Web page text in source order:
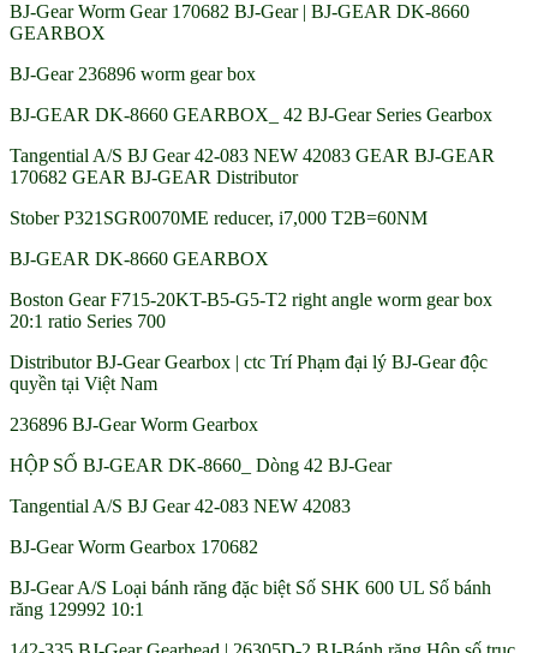
BJ-Gear Worm Gear 170682 BJ-Gear | BJ-GEAR DK-8660
GEARBOX
BJ-Gear 236896 worm gear box
BJ-GEAR DK-8660 GEARBOX_ 42 BJ-Gear Series Gearbox
Tangential A/S BJ Gear 42-083 NEW 42083 GEAR BJ-GEAR
170682 GEAR BJ-GEAR Distributor
Stober P321SGR0070ME reducer, i7,000 T2B=60NM
BJ-GEAR DK-8660 GEARBOX
Boston Gear F715-20KT-B5-G5-T2 right angle worm gear box
20:1 ratio Series 700
Distributor BJ-Gear Gearbox | ctc Trí Phạm đại lý BJ-Gear độc
quyền tại Việt Nam
236896 BJ-Gear Worm Gearbox
HỘP SỐ BJ-GEAR DK-8660_ Dòng 42 BJ-Gear
Tangential A/S BJ Gear 42-083 NEW 42083
BJ-Gear Worm Gearbox 170682
BJ-Gear A/S Loại bánh răng đặc biệt Số SHK 600 UL Số bánh
răng 129992 10:1